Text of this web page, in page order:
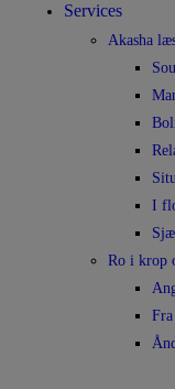
Services
Akasha
I
Ro i krop